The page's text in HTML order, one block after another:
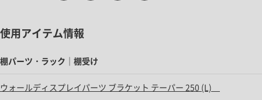
使用アイテム情報
棚パーツ・ラック｜棚受け
ウォールディスプレイパーツ ブラケット テーパー 250 (L)